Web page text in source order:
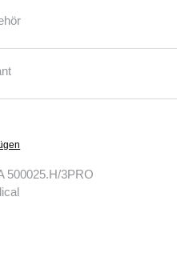
500025.H/3PRO